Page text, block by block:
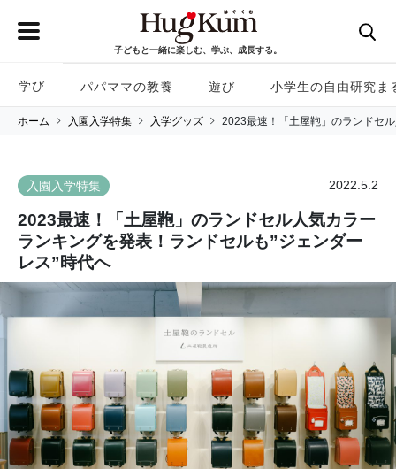
子どもと一緒に楽しむ、学ぶ、成長する。
学び パパママの教養 遊び 小学生の自由研究ま
ホーム 入園入学特集 入学グッズ 2023最速！「土屋鞄」のランドセ
入園入学特集 2022.5.2
2023最速！「土屋鞄」のランドセル人気カラー
ランキングを発表！ランドセルも”ジェンダー
レス”時代へ